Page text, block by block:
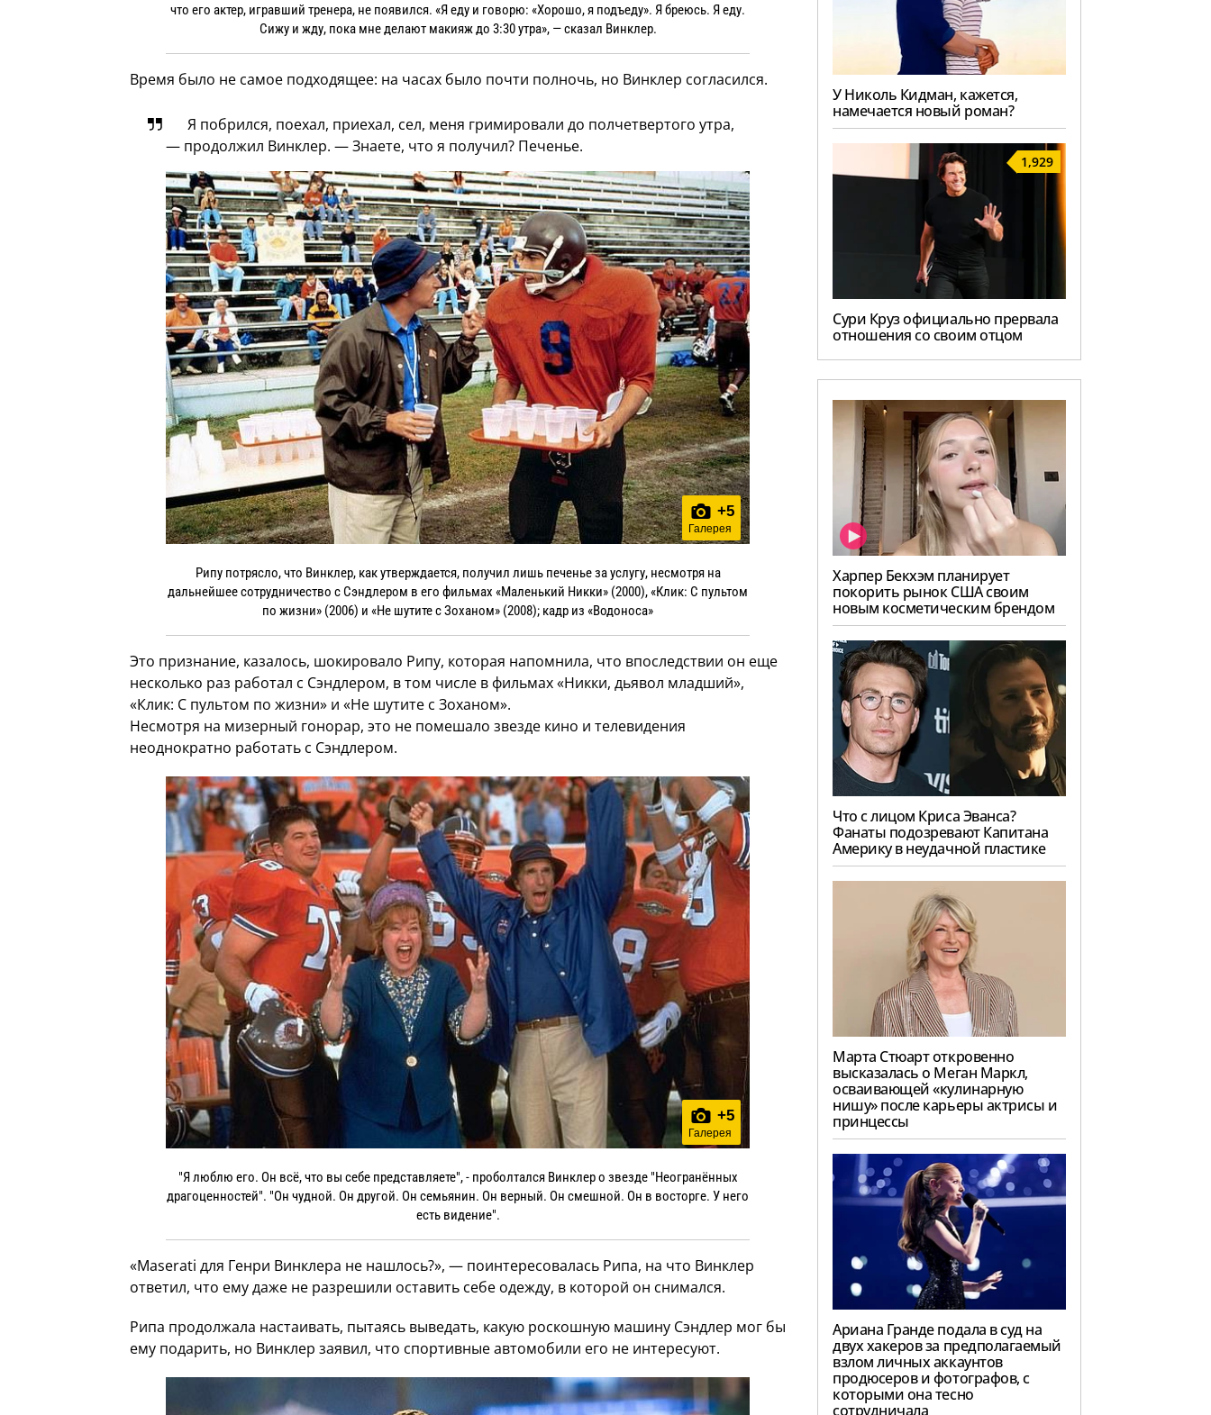
что его актер, игравший тренера, не появился. «Я еду и говорю: «Хорошо, я подъеду». Я бреюсь. Я еду.
Сижу и жду, пока мне делают макияж до 3:30 утра», — сказал Винклер.
Время было не самое подходящее: на часах было почти полночь, но Винклер согласился.
Я побрился, поехал, приехал, сел, меня гримировали до полчетвертого утра,
— продолжил Винклер. — Знаете, что я получил? Печенье.
+5
Галерея
Рипу потрясло, что Винклер, как утверждается, получил лишь печенье за услугу, несмотря на
дальнейшее сотрудничество с Сэндлером в его фильмах «Маленький Никки» (2000), «Клик: С пультом
по жизни» (2006) и «Не шутите с Зоханом» (2008); кадр из «Водоноса»
Это признание, казалось, шокировало Рипу, которая напомнила, что впоследствии он еще
несколько раз работал с Сэндлером, в том числе в фильмах «Никки, дьявол младший»,
«Клик: С пультом по жизни» и «Не шутите с Зоханом».
Несмотря на мизерный гонорар, это не помешало звезде кино и телевидения
неоднократно работать с Сэндлером.
+5
Галерея
"Я люблю его. Он всё, что вы себе представляете", - проболтался Винклер о звезде "Неогранённых
драгоценностей". "Он чудной. Он другой. Он семьянин. Он верный. Он смешной. Он в восторге. У него
есть видение".
«Maserati для Генри Винклера не нашлось?», — поинтересовалась Рипа, на что Винклер
ответил, что ему даже не разрешили оставить себе одежду, в которой он снимался.
Рипа продолжала настаивать, пытаясь выведать, какую роскошную машину Сэндлер мог бы
ему подарить, но Винклер заявил, что спортивные автомобили его не интересуют.
У Николь Кидман, кажется,
намечается новый роман?
1,929
Сури Круз официально прервала
отношения со своим отцом
Харпер Бекхэм планирует
покорить рынок США своим
новым косметическим брендом
Что с лицом Криса Эванса?
Фанаты подозревают Капитана
Америку в неудачной пластике
Марта Стюарт откровенно
высказалась о Меган Маркл,
осваивающей «кулинарную
нишу» после карьеры актрисы и
принцессы
Ариана Гранде подала в суд на
двух хакеров за предполагаемый
взлом личных аккаунтов
продюсеров и фотографов, с
которыми она тесно
сотрудничала